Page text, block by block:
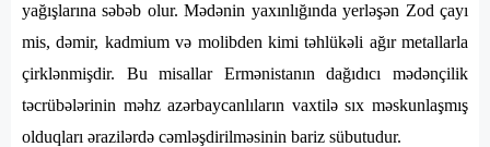
yağışlarına səbəb olur. Mədənin yaxınlığında yerləşən Zod çayı
mis, dəmir, kadmium və molibden kimi təhlükəli ağır metallarla
çirklənmişdir. Bu misallar Ermənistanın dağıdıcı mədənçilik
təcrübələrinin məhz azərbaycanlıların vaxtilə sıx məskunlaşmış
olduqları ərazilərdə cəmləşdirilməsinin bariz sübutudur.